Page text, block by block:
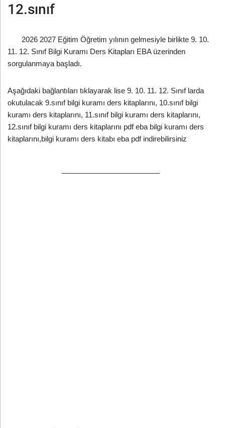
12.sınıf
2026 2027 Eğitim Öğretim yılının gelmesiyle birlikte 9. 10.
11. 12. Sınıf Bilgi Kuramı Ders Kitapları EBA üzerinden
sorgulanmaya başladı.
Aşağıdaki bağlantıları tıklayarak lise 9. 10. 11. 12. Sınıf larda
okutulacak 9.sınıf bilgi kuramı ders kitaplarını, 10.sınıf bilgi
kuramı ders kitaplarını, 11.sınıf bilgi kuramı ders kitaplarını,
12.sınıf bilgi kuramı ders kitaplarını pdf eba bilgi kuramı ders
kitaplarını,bilgi kuramı ders kitabı eba pdf indirebilirsiniz
—————————————